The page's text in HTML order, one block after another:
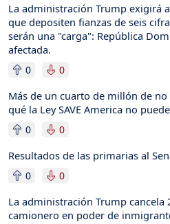
La administración Trump exigirá
que depositen fianzas de seis
serán una "carga": República
afectada.
0 0
Más de un cuarto de millón de
qué la Ley SAVE America no
0 0
Resultados de las primarias al
0 0
La administración Trump cancela
camionero en poder de